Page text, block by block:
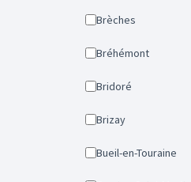
Brèches
Bréhémont
Bridoré
Brizay
Bueil-en-Touraine